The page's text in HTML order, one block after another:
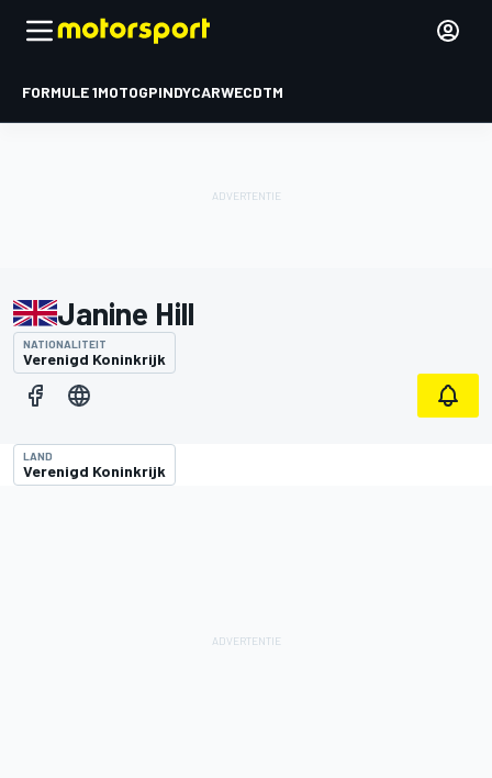
FORMULE 1MOTOGPINDYCARWECDTM
Janine Hill
NATIONALITEIT
Verenigd Koninkrijk
LAND
Verenigd Koninkrijk